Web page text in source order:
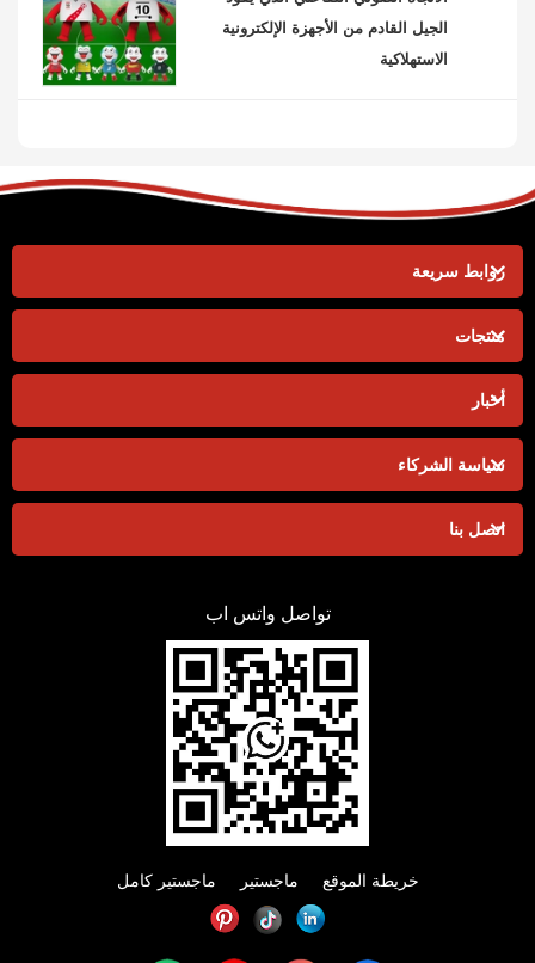
الجيل القادم من الأجهزة الإلكترونية
الاستهلاكية
روابط سريعة
منتجات
أخبار
سياسة الشركاء
اتصل بنا
تواصل واتس اب
خريطة الموقع ماجستير ماجستير كامل